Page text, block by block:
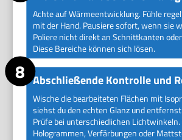
Achte auf Wärmeentwicklung. Fühle
mit der Hand. Pausiere sofort, wenn sie
Poliere nicht direkt an Schnittkanten
Diese Bereiche können sich lösen.
Abschließende Kontrolle und
Wische die bearbeiteten Flächen mit
siehst du den echten Glanz und
Prüfe bei unterschiedlichen Lichtwinkeln.
Hologrammen, Verfärbungen oder